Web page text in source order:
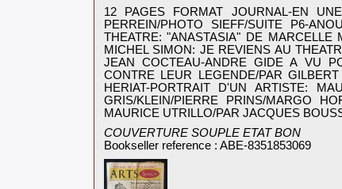
‎12 PAGES FORMAT JOURNAL-EN
PERREIN/PHOTO SIEFF/SUITE P6-
THEATRE: "ANASTASIA" DE
MICHEL SIMON: JE REVIENS AU
JEAN COCTEAU-ANDRE GIDE A VU
CONTRE LEUR LEGENDE/PAR
HERIAT-PORTRAIT D'UN ARTISTE:
GRIS/KLEIN/PIERRE PRINS/MARGO
MAURICE UTRILLO/PAR JACQUES
‎COUVERTURE SOUPLE ETAT BON‎
Bookseller reference : ABE-8351853069